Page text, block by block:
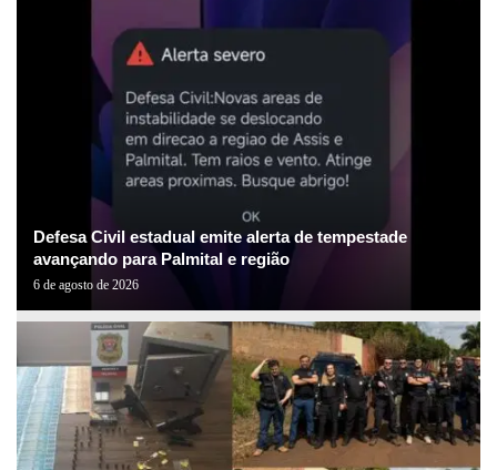
Defesa Civil estadual emite alerta de tempestade
avançando para Palmital e região
6 de agosto de 2026